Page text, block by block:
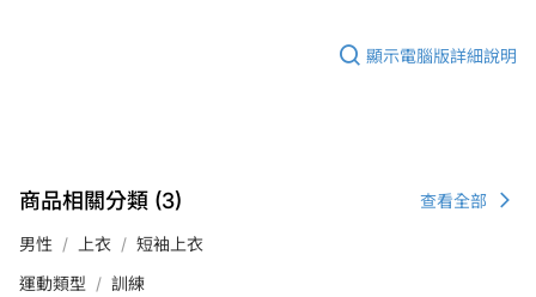
顯示電腦版詳細說明
商品相關分類 (3) 查看全部
男性 上衣
短袖上衣
運動類型
訓練